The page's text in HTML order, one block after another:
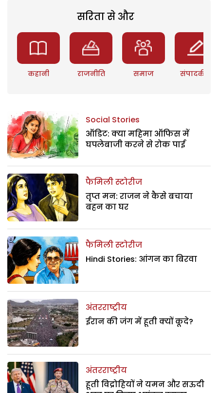
सरिता से और
कहानी राजनीति समाज संपादकीय
Social Stories
ऑडिट: क्या महिमा ऑफिस में
घपलेबाजी करने से रोक पाई
फैमिली स्टोरीज
तृप्त मन: राजन ने कैसे बचाया
बहन का घर
फैमिली स्टोरीज
Hindi Stories: आंगन का बिरवा
अंतरराष्ट्रीय
ईरान की जंग में हूती क्यों कूदे?
अंतरराष्ट्रीय
हूती विद्रोहियों ने यमन और सऊदी